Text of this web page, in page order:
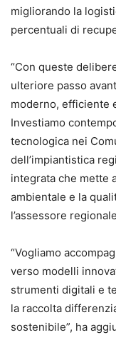
migliorando la
percentuali di
“Con queste
ulteriore passo
moderno, efficiente
Investiamo
tecnologica nei
dell’impiantistica
integrata che mette
ambientale e la
l’assessore
“Vogliamo
verso modelli
strumenti digitali e
la raccolta
sostenibile”, ha